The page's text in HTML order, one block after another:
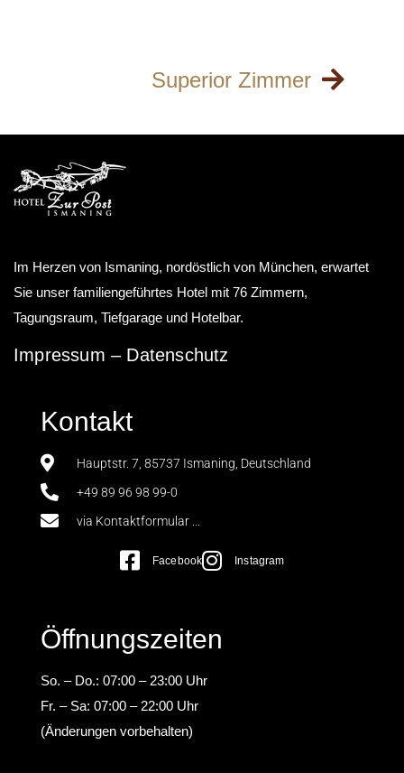
Superior Zimmer
Im Herzen von Ismaning, nordöstlich von München, erwartet
Sie unser familiengeführtes Hotel mit 76 Zimmern,
Tagungsraum, Tiefgarage und Hotelbar.
Impressum – Datenschutz
Kontakt
Hauptstr. 7, 85737 Ismaning, Deutschland
+49 89 96 98 99-0
via Kontaktformular ...
Facebook Instagram
Öffnungszeiten
So. – Do.: 07:00 – 23:00 Uhr
Fr. – Sa: 07:00 – 22:00 Uhr
(Änderungen vorbehalten)